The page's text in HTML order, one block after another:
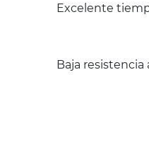
Excelente
Baja resistencia